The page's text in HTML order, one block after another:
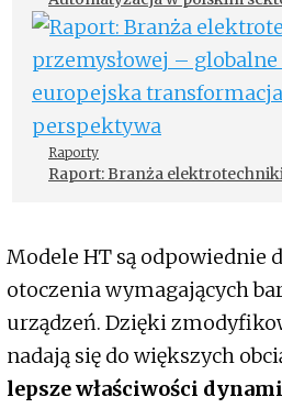
Raporty
Raport: Branża
Modele HT są odpowiednie
otoczenia wymagających
urządzeń. Dzięki
nadają się do większych
lepsze właściwości